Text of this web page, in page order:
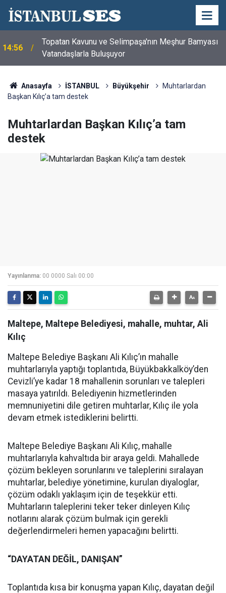
14:56
Topatan Kavunu ve Selimpaşa'nın Meşhur Bamyası
Vatandaşlarla Buluşuyor
Anasayfa İSTANBUL Büyükşehir
Muhtarlardan
Başkan Kılıç’a tam destek
Muhtarlardan Başkan Kılıç’a tam
destek
Yayınlanma: 00 0000 Salı 00:00
Maltepe, Maltepe Belediyesi, mahalle, muhtar, Ali
Kılıç
Maltepe Belediye Başkanı Ali Kılıç’ın mahalle
muhtarlarıyla yaptığı toplantıda, Büyükbakkalköy’den
Cevizli’ye kadar 18 mahallenin sorunları ve talepleri
masaya yatırıldı. Belediyenin hizmetlerinden
memnuniyetini dile getiren muhtarlar, Kılıç ile yola
devam etmek istediklerini belirtti.
Maltepe Belediye Başkanı Ali Kılıç, mahalle
muhtarlarıyla kahvaltıda bir araya geldi. Mahallede
çözüm bekleyen sorunlarını ve taleplerini sıralayan
muhtarlar, belediye yönetimine, kurulan diyaloglar,
çözüm odaklı yaklaşım için de teşekkür etti.
Muhtarların taleplerini teker teker dinleyen Kılıç
notlarını alarak çözüm bulmak için gerekli
değerlendirmeleri hemen yapacağını belirtti.
“DAYATAN DEĞİL, DANIŞAN”
Toplantıda kısa bir konuşma yapan Kılıç, dayatan değil